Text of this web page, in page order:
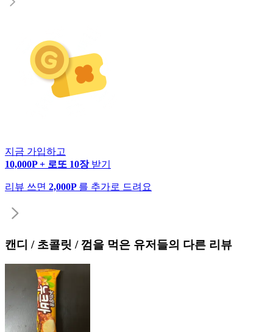
지금 가입하고
10,000P + 로또 10장 받기
리뷰 쓰면 2,000P 를 추가로 드려요
캔디 / 초콜릿 / 껌을 먹은 유저들의 다른 리뷰